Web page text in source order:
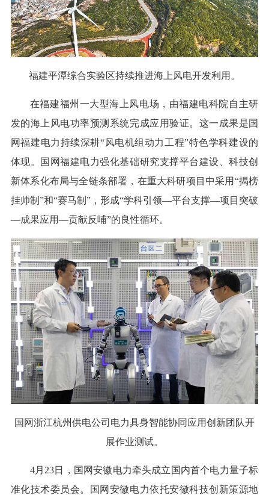
福建平潭综合实验区持续推进海上风电开发利用。
在福建福州一大型海上风电场，由福建电科院自主研
发的海上风电功率预测系统完成应用验证。这一成果是国
网福建电力持续深耕“风电机组动力工程”特色学科建设的
体现。国网福建电力强化基础研究支撑平台建设、科技创
新体系化布局与全链条部署，在重大科研项目中采用“揭榜
挂帅制”和“赛马制”，形成“学科引领—平台支撑—项目突破
—成果应用—贡献反哺”的良性循环。
国网浙江杭州供电公司电力具身智能协同应用创新团队开
展作业测试。
4月23日，国网安徽电力牵头成立国内首个电力量子标
准化技术委员会。国网安徽电力依托安徽科技创新策源地